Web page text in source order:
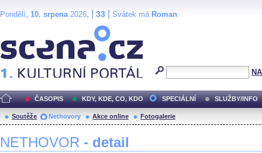
Pondělí, 10. srpena2026, | 33 Svátek má Roman
ČASOPIS KDY, KDE, CO, KDO SPECIÁLNÍ SLUŽBY/INFO
Soutěže Nethovory Akce online Fotogalerie
NETHOVOR - detail